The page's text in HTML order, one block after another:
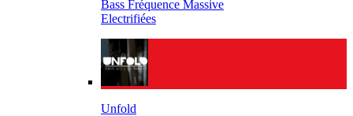
Bass Fréquence Massive
Electrifiées
Unfold